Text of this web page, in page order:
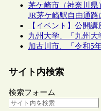
茅ケ崎市（神奈川県
JR茅ケ崎駅自由通路
【イベント】公開
九州大学、「九州
加古川市、「令和5
サイト内検索
検索フォーム